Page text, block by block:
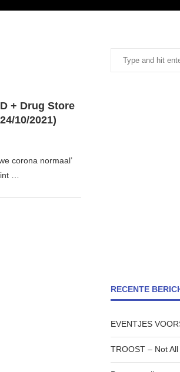
+ Drug Store
10/2021)
corona normaal’
…
RECENTE
EVENTJES
TROOST – Not All